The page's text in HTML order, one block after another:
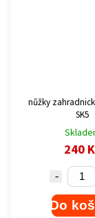
nůžky
SK5
240
Do